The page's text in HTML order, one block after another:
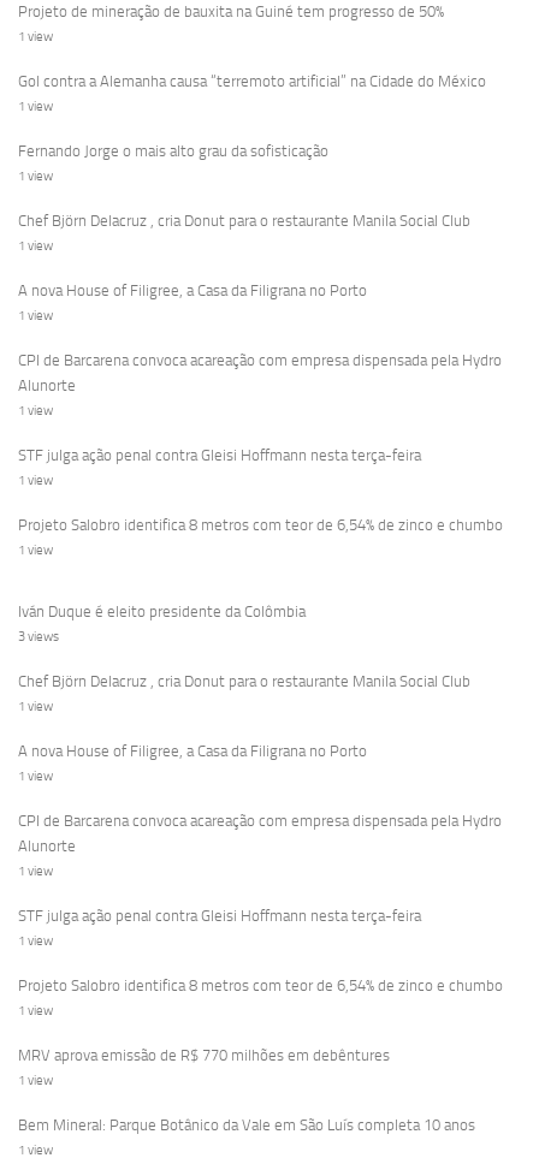
Projeto de mineração de bauxita na Guiné tem progresso de 50%
1 view
Gol contra a Alemanha causa “terremoto artificial” na Cidade do México
1 view
Fernando Jorge o mais alto grau da sofisticação
1 view
Chef Björn Delacruz , cria Donut para o restaurante Manila Social Club
1 view
A nova House of Filigree, a Casa da Filigrana no Porto
1 view
CPI de Barcarena convoca acareação com empresa dispensada pela Hydro
Alunorte
1 view
STF julga ação penal contra Gleisi Hoffmann nesta terça-feira
1 view
Projeto Salobro identifica 8 metros com teor de 6,54% de zinco e chumbo
1 view
Iván Duque é eleito presidente da Colômbia
3 views
Chef Björn Delacruz , cria Donut para o restaurante Manila Social Club
1 view
A nova House of Filigree, a Casa da Filigrana no Porto
1 view
CPI de Barcarena convoca acareação com empresa dispensada pela Hydro
Alunorte
1 view
STF julga ação penal contra Gleisi Hoffmann nesta terça-feira
1 view
Projeto Salobro identifica 8 metros com teor de 6,54% de zinco e chumbo
1 view
MRV aprova emissão de R$ 770 milhões em debêntures
1 view
Bem Mineral: Parque Botânico da Vale em São Luís completa 10 anos
1 view